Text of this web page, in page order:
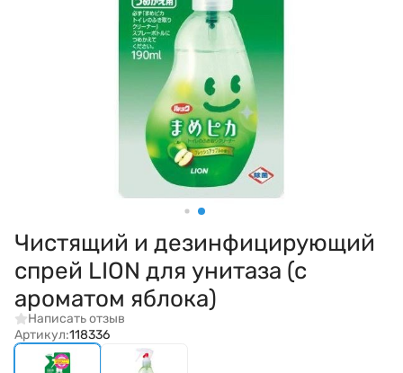
Чистящий и дезинфицирующий
спрей LION для унитаза (с
ароматом яблока)
Написать отзыв
Артикул:118336